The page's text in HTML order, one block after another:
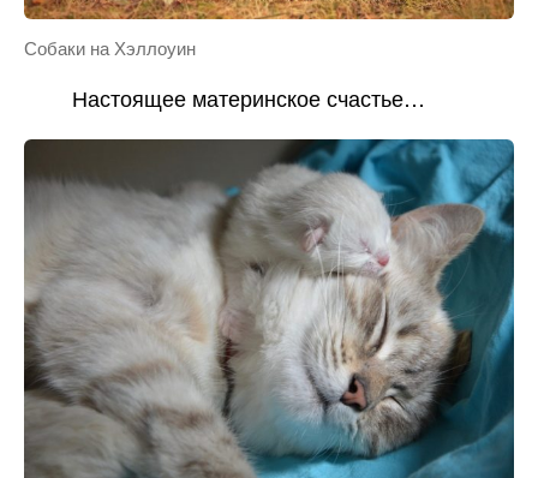
Собаки на Хэллоуин
Настоящее материнское счастье…